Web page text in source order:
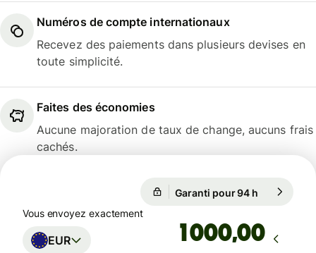
Numéros de compte internationaux
Recevez des paiements dans plusieurs devises en
toute simplicité.
Faites des économies
Aucune majoration de taux de change, aucuns frais
cachés.
Garanti pour 94 h
Vous envoyez exactement
EUR ,00